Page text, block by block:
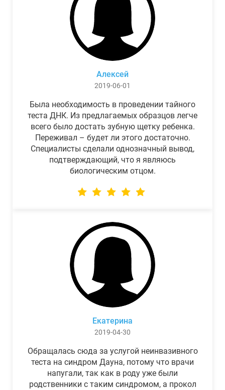
Алексей
2019-06-01
Была необходимость в проведении тайного
теста ДНК. Из предлагаемых образцов легче
всего было достать зубную щетку ребенка.
Переживал – будет ли этого достаточно.
Специалисты сделали однозначный вывод,
подтверждающий, что я являюсь
биологическим отцом.
Екатерина
2019-04-30
Обращалась сюда за услугой неинвазивного
теста на синдром Дауна, потому что врачи
напугали, так как в роду уже были
родственники с таким синдромом, а прокол